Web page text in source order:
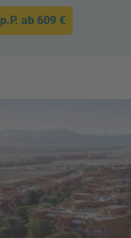
p.P. ab 609 €